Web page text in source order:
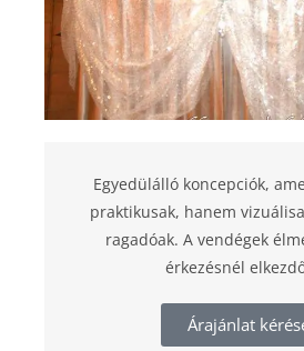
Egyedülálló koncepciók,
praktikusak, hanem
ragadóak. A vendégek
érkezésnél
Árajánlat